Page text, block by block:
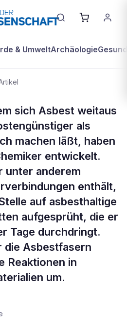
& UmweltArchäologie
Asbest
sich Asbest weitaus
als
machen läßt, haben
entwickelt.
unter anderem
enthält,
auf asbesthaltige
aufgesprüht, die er
Tage durchdringt.
die Asbestfasern
Reaktionen in
um.